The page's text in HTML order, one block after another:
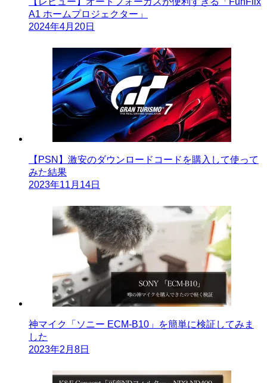
A1 ホームプロジェクター」
2024年4月20日
【PSN】激安のダウンロードコードを購入して使って
みた結果
2023年11月14日
神マイク「ソニー ECM-B10」を簡単に検証してみま
した
2023年2月8日